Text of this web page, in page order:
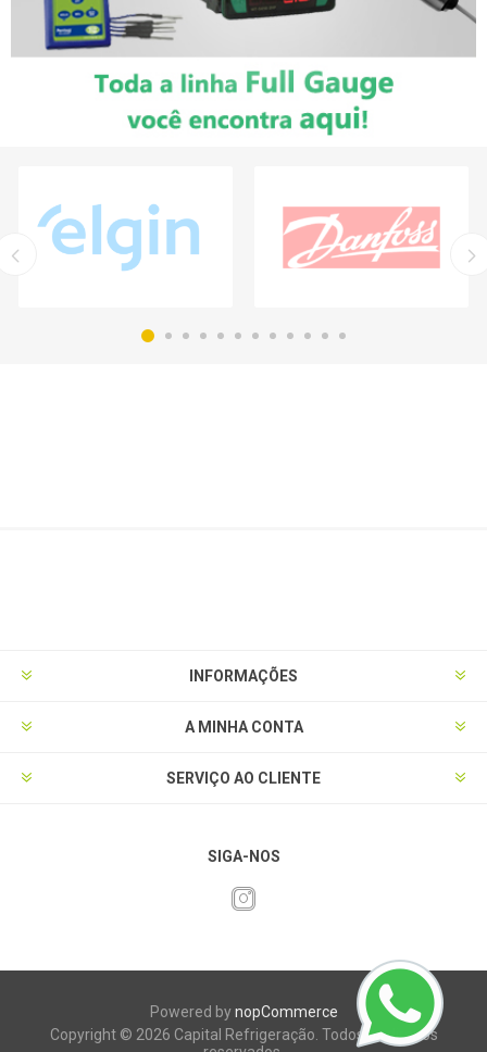
INFORMAÇÕES
A MINHA CONTA
SERVIÇO AO CLIENTE
SIGA-NOS
Powered bynopCommerce
Copyright © 2026 Capital Refrigeração. Todos os direitos